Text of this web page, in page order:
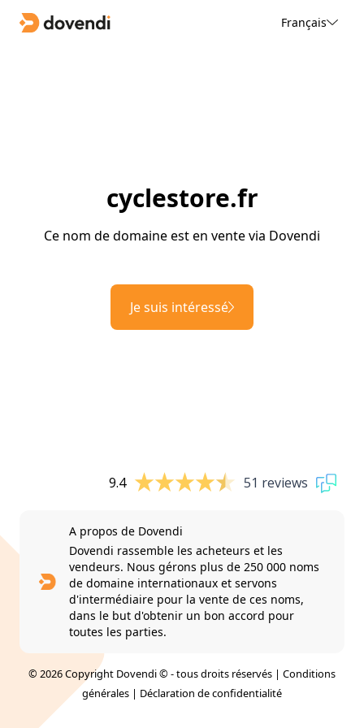
Français
cyclestore.fr
Ce nom de domaine est en vente via Dovendi
Je suis intéressé
9.4 51 reviews
A propos de Dovendi
Dovendi rassemble les acheteurs et les
vendeurs. Nous gérons plus de 250 000 noms
de domaine internationaux et servons
d'intermédiaire pour la vente de ces noms,
dans le but d'obtenir un bon accord pour
toutes les parties.
© 2026 Copyright Dovendi © - tous droits réservés | Conditions
générales | Déclaration de confidentialité